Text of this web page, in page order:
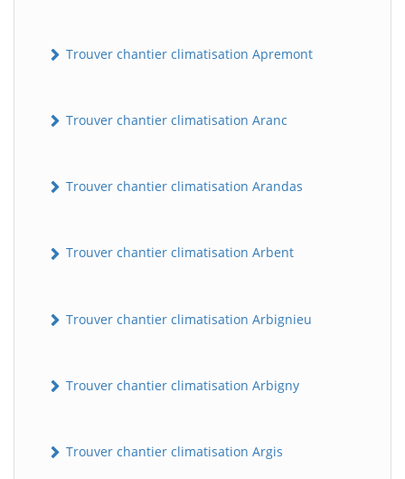
Trouver chantier climatisation Apremont
Trouver chantier climatisation Aranc
Trouver chantier climatisation Arandas
Trouver chantier climatisation Arbent
Trouver chantier climatisation Arbignieu
Trouver chantier climatisation Arbigny
Trouver chantier climatisation Argis